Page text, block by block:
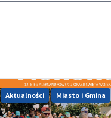
Aktualności Miasto i Gmina